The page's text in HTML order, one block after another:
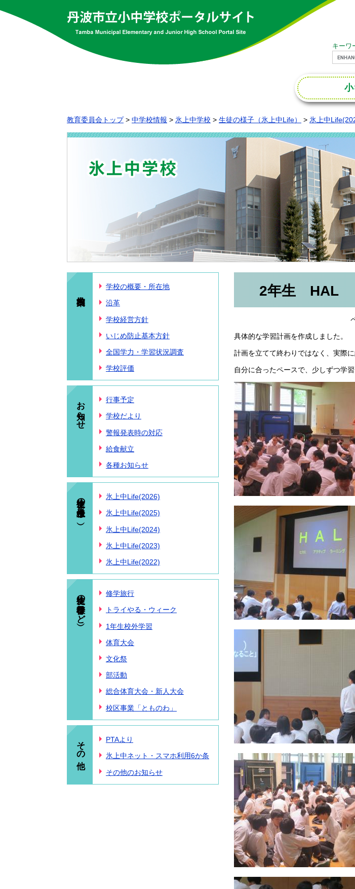
キーワ
教育委員会トップ > 中学校情報 > 氷上中学校 > 生徒の様子（氷上中Life） > 氷上中
学校の概要・所在地
沿革
学校経営方針
いじめ防止基本方針
全国学力・学習状況調査
学校評価
お知らせ 行事予定
学校だより
警報発表時の対応
給食献立
各種お知らせ
生徒の様子（氷上中Life） 氷上中Life(2026)
氷上中Life(2025)
氷上中Life(2024)
氷上中Life(2023)
氷上中Life(2022)
生徒の様子（行事など） 修学旅行
トライやる・ウィーク
1年生校外学習
体育大会
文化祭
部活動
総合体育大会・新人大会
校区事業「とものわ」
その他 PTAより
氷上中ネット・スマホ利用6か条
その他のお知らせ
2年生 HAL
具体的な学習計画を作成しました。
計画を立てて終わりではなく、実際
自分に合ったペースで、少しずつ学